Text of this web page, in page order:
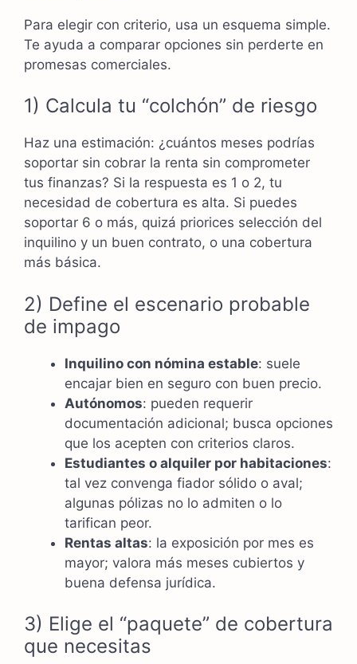
Para elegir con criterio, usa un esquema simple.
Te ayuda a comparar opciones sin perderte en
promesas comerciales.
1) Calcula tu “colchón” de riesgo
Haz una estimación: ¿cuántos meses podrías
soportar sin cobrar la renta sin comprometer
tus finanzas? Si la respuesta es 1 o 2, tu
necesidad de cobertura es alta. Si puedes
soportar 6 o más, quizá priorices selección del
inquilino y un buen contrato, o una cobertura
más básica.
2) Define el escenario probable
de impago
Inquilino con nómina estable: suele
encajar bien en seguro con buen precio.
Autónomos: pueden requerir
documentación adicional; busca opciones
que los acepten con criterios claros.
Estudiantes o alquiler por habitaciones:
tal vez convenga fiador sólido o aval;
algunas pólizas no lo admiten o lo
tarifican peor.
Rentas altas: la exposición por mes es
mayor; valora más meses cubiertos y
buena defensa jurídica.
3) Elige el “paquete” de cobertura
que necesitas